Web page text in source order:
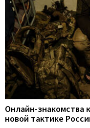
Онлайн-знакомства
новой тактике